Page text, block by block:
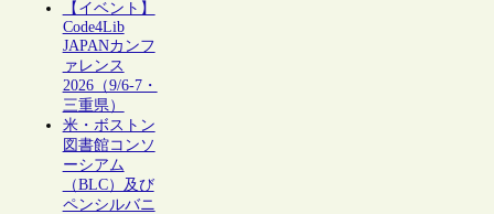
【イベント】
Code4Lib
JAPANカンフ
ァレンス
2026（9/6-7・
三重県）
米・ボストン
図書館コンソ
ーシアム
（BLC）及び
ペンシルバニ